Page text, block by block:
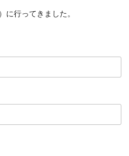
er
に行ってきました。